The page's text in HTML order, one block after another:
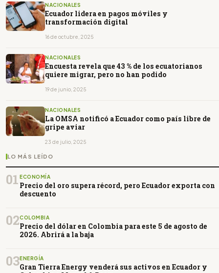
NACIONALES
Ecuador lidera en pagos móviles y
transformación digital
16 de octubre, 2025
NACIONALES
Encuesta revela que 43 % de los ecuatorianos
quiere migrar, pero no han podido
19 de junio, 2025
NACIONALES
La OMSA notificó a Ecuador como país libre de
gripe aviar
23 de julio, 2025
LO MÁS LEÍDO
01 ECONOMÍA
Precio del oro supera récord, pero Ecuador exporta con
descuento
02COLOMBIA
Precio del dólar en Colombia para este 5 de agosto de
2026. Abrirá a la baja
03ENERGÍA
Gran Tierra Energy venderá sus activos en Ecuador y